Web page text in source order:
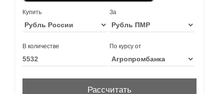
Купить За
В количестве По курсу от